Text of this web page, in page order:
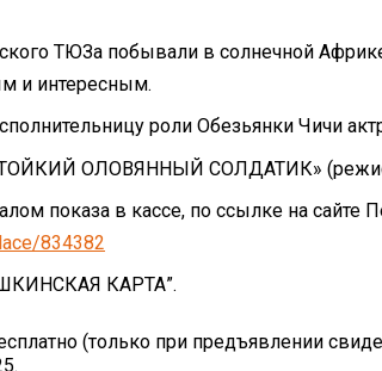
ТЮЗа побывали в солнечной
и интересным.
роли Обезьянки Чичи
ОЛОВЯННЫЙ СОЛДАТИК»
показа в кассе, по ссылке на сайте
834382
КАРТА”.
(только при предъявлении